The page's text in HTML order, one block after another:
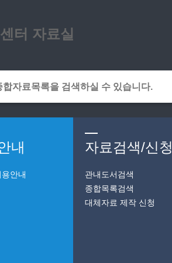
터 자료실
내
안내
자료검색/신청
관내도서검색
종합목록검색
대체자료 제작 신청